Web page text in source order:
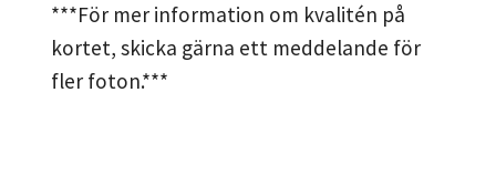
***För mer information om kvalitén på
kortet, skicka gärna ett meddelande för
fler foton.***